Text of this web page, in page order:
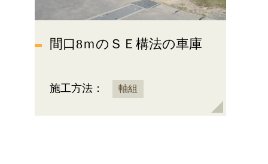
間口8ｍのＳＥ構法の車庫
施工方法： 軸組